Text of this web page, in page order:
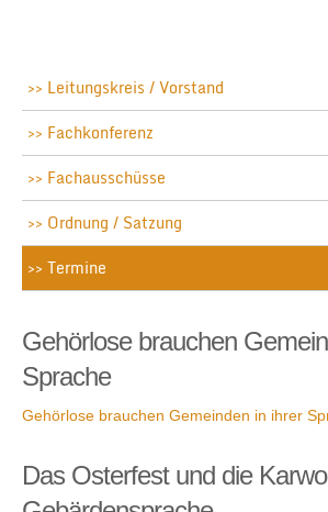
Leitungskreis / Vorstand
Fachkonferenz
Fachausschüsse
Ordnung / Satzung
Termine
Gehörlose brauchen
Sprache
Gehörlose brauchen Gemeinden in ihrer
Das Osterfest und die